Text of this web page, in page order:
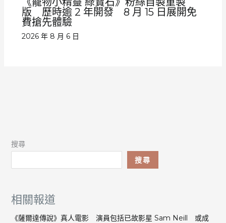
版 歷時逾 2 年開發 8 月 15 日展開免
費搶先體驗
2026 年 8 月 6 日
搜尋
搜尋
相關報道
《薩爾達傳說》真人電影 演員包括已故影星 Sam Neill 或成